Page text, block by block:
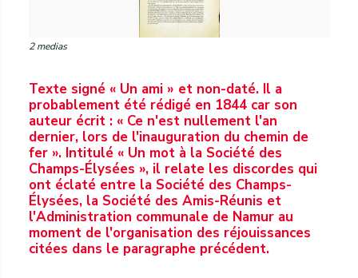
2 medias
Texte signé « Un ami » et non-daté. Il a
probablement été rédigé en 1844 car son
auteur écrit : « Ce n'est nullement l'an
dernier, lors de l'inauguration du chemin de
fer ». Intitulé « Un mot à la Société des
Champs-Élysées », il relate les discordes qui
ont éclaté entre la Société des Champs-
Élysées, la Société des Amis-Réunis et
l'Administration communale de Namur au
moment de l'organisation des réjouissances
citées dans le paragraphe précédent.